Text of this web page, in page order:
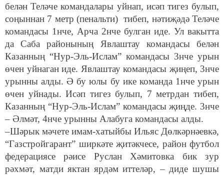
белән Теләче командалары уйнап, исәп тигез булып,
соңыннан 7 метр (пенальти) тибеп, нәтиҗәдә Теләче
командасы 1нче, Арча 2нче булган иде. Ул вакытта
да Саба районының Явлаштау командасы белән
Казанның “Нур-Эль-Ислам” командасы 3нче урын
өчен уйнаган иде. Явлаштау командасы җиңеп, 3нче
урынны алды. Ә бу юлы бу ике команда 1нче урын
өчен уйнады. Исәп тигез булып, 7 метрдан тибеп,
Казанның “Нур-Эль-Ислам” командасы җиңде. 3нче
– Әлмәт, 4нче урынны Алабуга командасы алды.
–Шәрык мәчете имам-хатыйбы Ильяс Дөлкәрнәевкә,
“Газстройгарант” ширкәте җитәкчесе, район футбол
федерациясе рәисе Руслан Хәмитовка бик зур
рәхмәт, матди яктан ярдәм иттеләр, – диде шушы